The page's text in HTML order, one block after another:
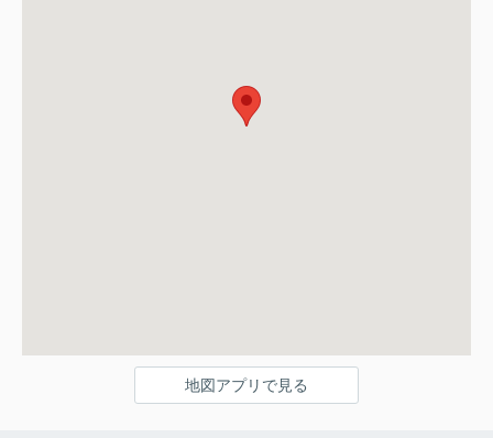
地図アプリで見る